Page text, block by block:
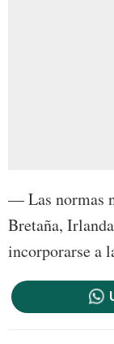
— Las normas
Bretaña,
incorporarse a